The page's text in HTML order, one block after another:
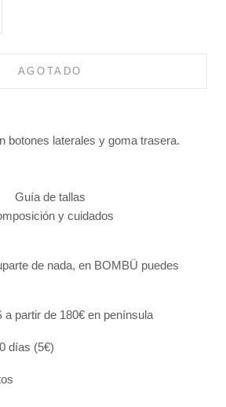
AGOTADO
botones laterales y goma trasera.
Guía de tallas
y cuidados
de nada, en BOMBÜ puedes
a partir de 180€ en península
días (5€)